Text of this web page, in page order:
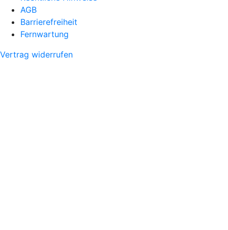
AGB
Barrierefreiheit
Fernwartung
Vertrag widerrufen